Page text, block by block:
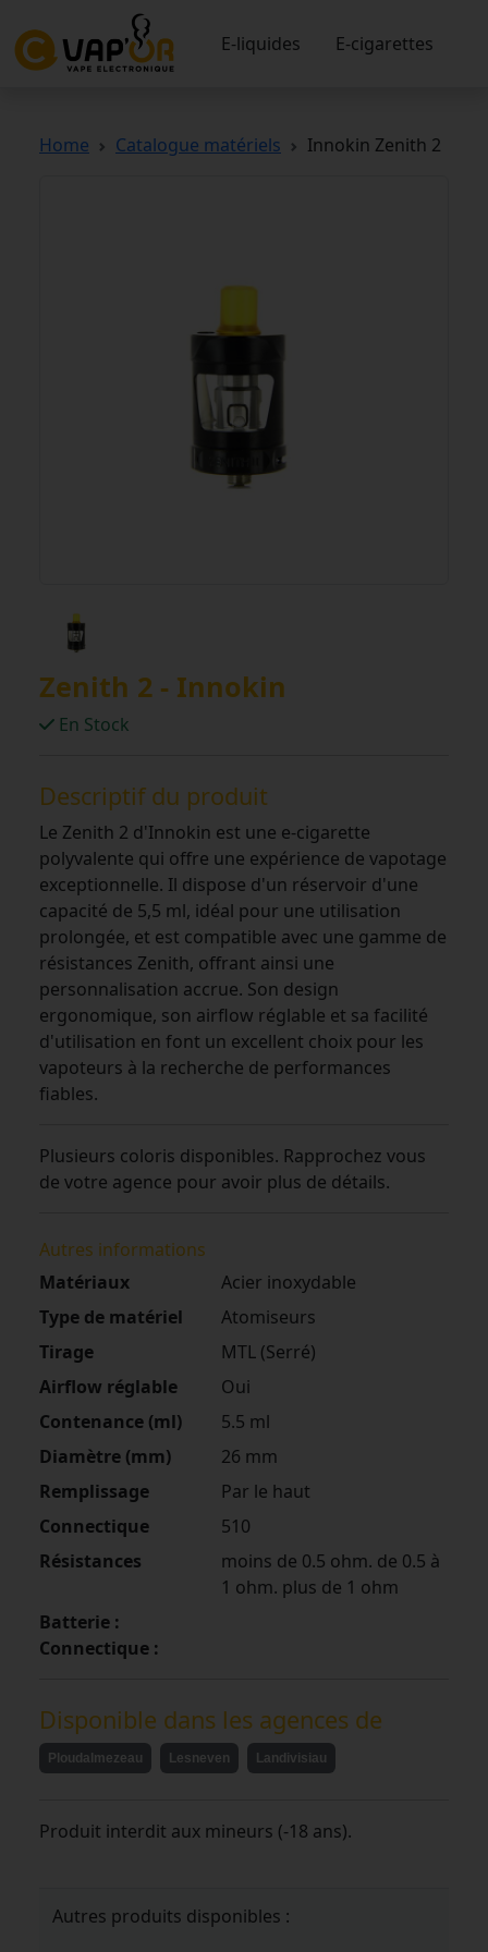
E-liquides E-cigarettes
Home Catalogue matériels Innokin Zenith 2
Zenith 2 - Innokin
En Stock
Descriptif du produit
Le Zenith 2 d'Innokin est une e-cigarette
polyvalente qui offre une expérience de vapotage
exceptionnelle. Il dispose d'un réservoir d'une
capacité de 5,5 ml, idéal pour une utilisation
prolongée, et est compatible avec une gamme de
résistances Zenith, offrant ainsi une
personnalisation accrue. Son design
ergonomique, son airflow réglable et sa facilité
d'utilisation en font un excellent choix pour les
vapoteurs à la recherche de performances
fiables.
Plusieurs coloris disponibles. Rapprochez vous
de votre agence pour avoir plus de détails.
Autres informations
Matériaux
Acier inoxydable
Type de matériel
Atomiseurs
Tirage
MTL (Serré)
Airflow réglable
Oui
Contenance (ml)
5.5 ml
Diamètre (mm)
26 mm
Remplissage
Par le haut
Connectique
510
Résistances
moins de 0.5 ohm. de 0.5 à
1 ohm. plus de 1 ohm
Batterie :
Connectique :
Disponible dans les agences de
Ploudalmezeau Lesneven Landivisiau
Produit interdit aux mineurs (-18 ans).
Autres produits disponibles :